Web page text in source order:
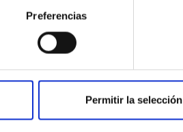
Preferencias
Permitir la selección